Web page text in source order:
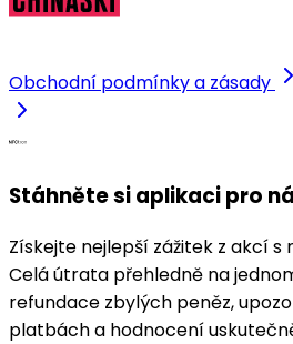
Obchodní podmínky a zásady
Stáhněte si aplikaci pro
Získejte nejlepší zážitek z akcí
Celá útrata přehledně na
refundace zbylých peněz,
platbách a hodnocení